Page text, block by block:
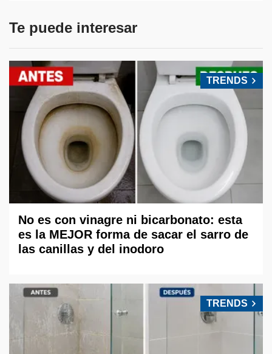
Te puede interesar
TRENDS
No es con vinagre ni bicarbonato: esta
es la MEJOR forma de sacar el sarro de
las canillas y del inodoro
TRENDS